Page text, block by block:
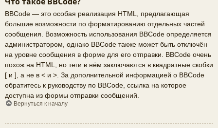
BBCode — это особая реализация HTML, предлагающая
большие возможности по форматированию отдельных частей
сообщения. Возможность использования BBCode определяется
администратором, однако BBCode также может быть отключён
на уровне сообщения в форме для его отправки. BBCode очень
похож на HTML, но теги в нём заключаются в квадратные скобки
[ и ], а не в < и >. За дополнительной информацией о BBCode
обратитесь к руководству по BBCode, ссылка на которое
доступна из формы отправки сообщений.
Вернуться к началу